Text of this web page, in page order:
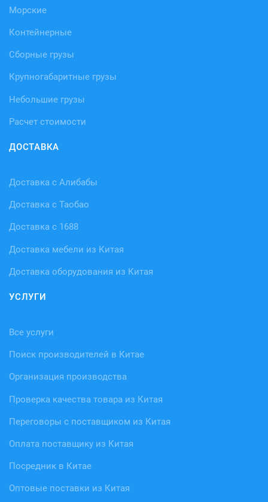
Морские
Контейнерные
Сборные грузы
Крупногабаритные грузы
Небольшие грузы
Расчет стоимости
ДОСТАВКА
Доставка с Алибабы
Доставка с Таобао
Доставка с 1688
Доставка мебели из Китая
Доставка оборудования из Китая
УСЛУГИ
Все услуги
Поиск производителей в Китае
Организация производства
Проверка качества товара из Китая
Переговоры с поставщиком из Китая
Оплата поставщику из Китая
Посредник в Китае
Оптовые поставки из Китая